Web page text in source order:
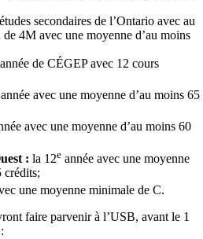
secondaires de l’Ontario avec au
4M avec une moyenne d’au moins
de CÉGEP avec 12 cours
année avec une moyenne d’au moins 65
avec une moyenne d’au moins 60
: la 12e année avec une moyenne
crédits;
une moyenne minimale de C.
faire parvenir à l’USB, avant le 1